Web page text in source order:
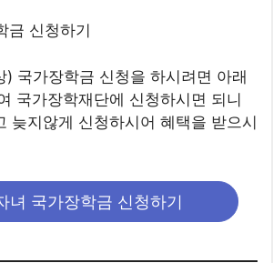
금 신청하기
) 국가장학금 신청을 하시려면 아래
국가장학재단에 신청하시면 되니
늦지않게 신청하시어 혜택을 받으시
녀 국가장학금 신청하기